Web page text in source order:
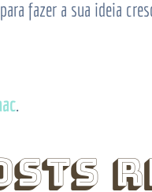
fazer a sua ideia
.